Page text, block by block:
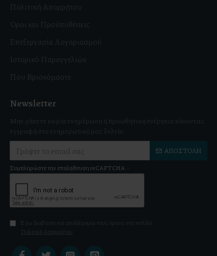
Πολιτική Απορρήτου
Όροι και Προϋποθέσεις
Επεξεργασία Λογαριασμού
Ιστορικό Παραγγελιών
Που Βρισκόμαστε
Newsletter
Μην χάσετε καμία ενημέρωση ή προωθητική ενέργεια κάνοντας
εγγραφή στο ενημερωτικό μας δελτίο.
ΑΠΟΣΤΟΛΉ
Συμπληρώστε την επαλήθευση reCAPTCHA
Έχω διαβάσει και αποδέχομαι τους όρους στη σελίδα
Πολιτική Απορρήτου